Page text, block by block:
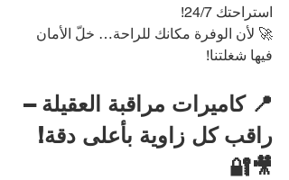
استراحتك 24/7!
🚀 لأن الوفرة مكانك للراحة… خلّ الأمان
فيها شغلتنا!
📍 كاميرات مراقبة العقيلة –
راقب كل زاوية بأعلى دقة!
🎥🔐